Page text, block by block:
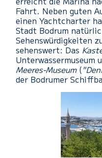
Fahrt. Neben guten
einen Yachtcharter
Stadt Bodrum
Sehenswürdigkeiten
sehenswert: Das
Unterwassermuseum
Meeres-Museum(
der Bodrumer